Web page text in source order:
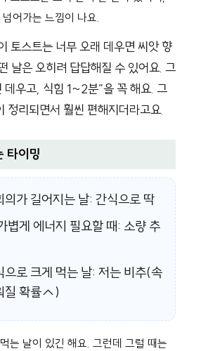
어가는 느낌이 나요.
토스트는 너무 오래 데우면 씨앗 향
날은 오히려 답답해질 수 있어요. 그
데우고, 식힘 1~2분”을 꼭 해요. 그
정리되면서 훨씬 편해지더라고요.
타이밍
의가 길어지는 날: 간식으로 딱
볍게 에너지 필요할 때: 소량 추
으로 크게 먹는 날: 저는 비추(속
질 확률↑)
는 날이 있긴 해요. 그런데 그럴 때는